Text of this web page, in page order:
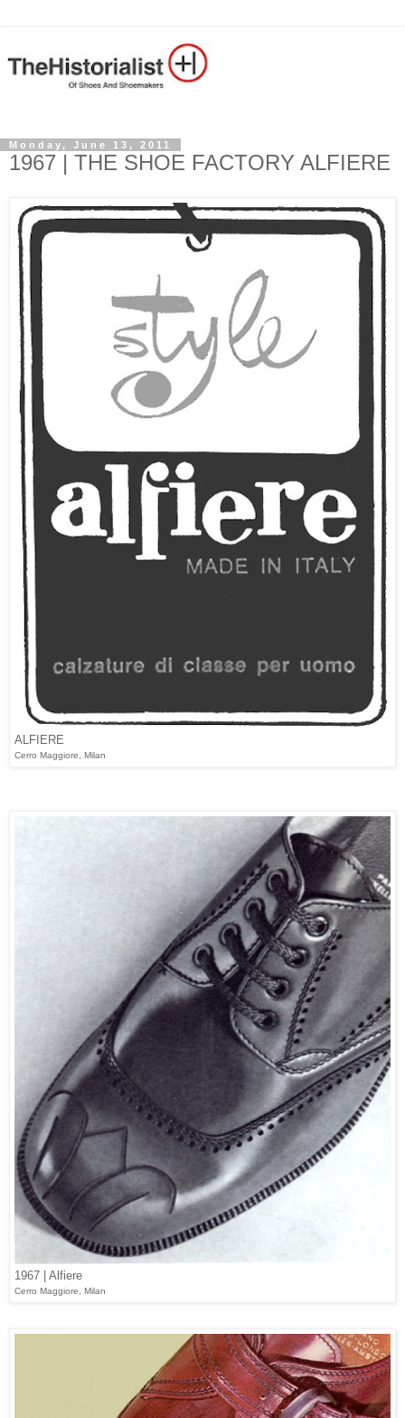
Monday, June 13, 2011
1967 | THE SHOE FACTORY ALFIERE
ALFIERE
Cerro Maggiore, Milan
1967 | Alfiere
Cerro Maggiore, Milan